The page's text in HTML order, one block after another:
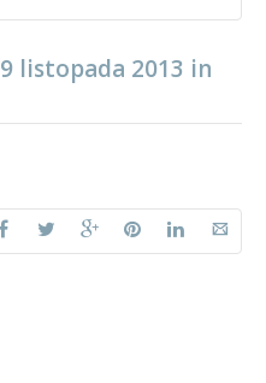
9 listopada 2013 in